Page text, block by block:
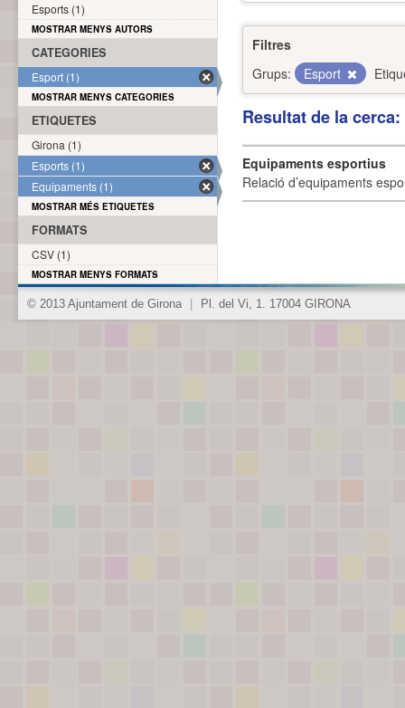
Filtres
Grups:
Esport
Resultat de la
Equipaments esportius
Relació d’equipaments
Esports (1)
MOSTRAR MENYS AUTORS
CATEGORIES
Esport (1)
MOSTRAR MENYS CATEGORIES
ETIQUETES
Girona (1)
Esports (1)
Equipaments (1)
MOSTRAR MÉS ETIQUETES
FORMATS
CSV (1)
MOSTRAR MENYS FORMATS
© 2013 Ajuntament de Girona Pl. del Vi, 1. 17004 GIRONA